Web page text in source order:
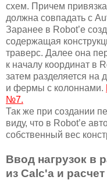
схем. Причем
должна совпадать с
Заранее в Robot’е
содержащая
траверс. Далее она
к началу координат в
затем разделяется
и фермы с колоннами.
№7.
Так же при создании
виду, что в Robot’е
собственный вес
Ввод нагрузок в
из Calc'а и